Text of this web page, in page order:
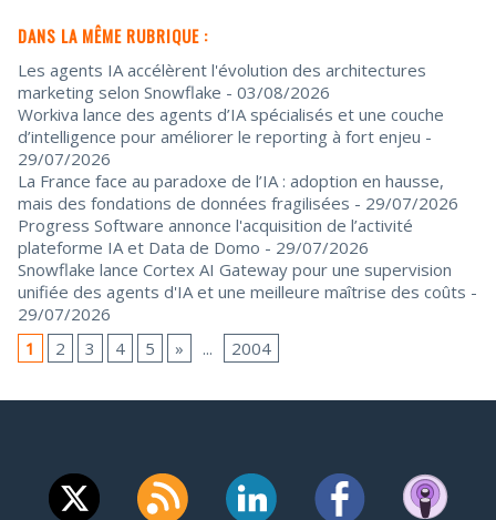
DANS LA MÊME RUBRIQUE :
Les agents IA accélèrent l'évolution des architectures
marketing selon Snowflake - 03/08/2026
Workiva lance des agents d’IA spécialisés et une couche
d’intelligence pour améliorer le reporting à fort enjeu -
29/07/2026
La France face au paradoxe de l’IA : adoption en hausse,
mais des fondations de données fragilisées - 29/07/2026
Progress Software annonce l'acquisition de l’activité
plateforme IA et Data de Domo - 29/07/2026
Snowflake lance Cortex AI Gateway pour une supervision
unifiée des agents d'IA et une meilleure maîtrise des coûts -
29/07/2026
1
2 3 4 5 » ... 2004